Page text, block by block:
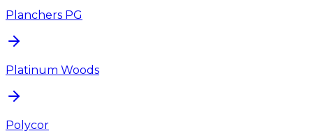
Planchers PG
Platinum Woods
Polycor